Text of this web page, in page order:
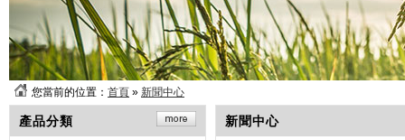
您當前的位置： 首頁 » 新聞中心
產品分類 新聞中心